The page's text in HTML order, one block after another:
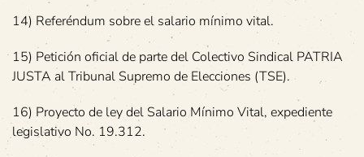
14) Referéndum sobre el salario mínimo vital.
15) Petición oficial de parte del Colectivo Sindical PATRIA
JUSTA al Tribunal Supremo de Elecciones (TSE).
16) Proyecto de ley del Salario Mínimo Vital, expediente
legislativo No. 19.312.